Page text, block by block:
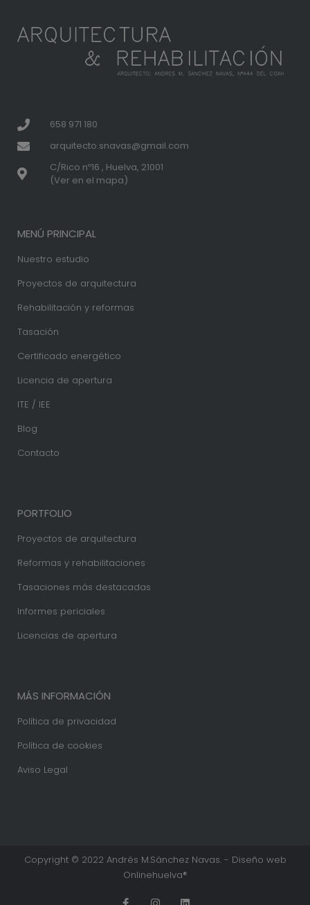
658 971 180
arquitecto.snavas@gmail.com
C/Rico nº16 , Huelva, 21001
(Ver en el mapa)
MENÚ PRINCIPAL
Nuestro estudio
Proyectos de arquitectura
Rehabilitación y reformas
Tasación
Certificado energético
Licencia de apertura
ITE / IEE
Blog
Contacto
PORTFOLIO
Proyectos de arquitectura
Reformas y rehabilitaciones
Tasaciones más destacadas
Informes periciales
Licencias de apertura
MÁS INFORMACIÓN
Política de privacidad
Política de cookies
Aviso Legal
Copyright © 2022 Andrés M.Sánchez Navas. - Diseño web
Onlinehuelva®